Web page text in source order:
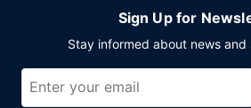
Sign Up for
Stay informed about news and